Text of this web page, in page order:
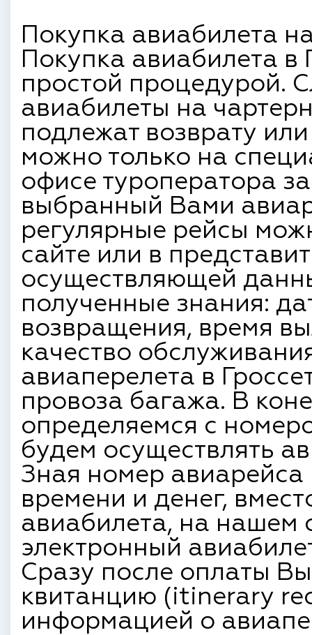
Покупка авиабилета
Покупка авиабилета в
простой процедурой.
авиабилеты на
подлежат возврату
можно только на
офисе туроператора
выбранный Вами
регулярные рейсы
сайте или в
осуществляющей
полученные знания:
возвращения, время
качество
авиаперелета в
провоза багажа. В
определяемся с
будем осуществлять
Зная номер авиарейса
времени и денег,
авиабилета, на нашем
электронный
Сразу после оплаты
квитанцию (itinerary
информацией о